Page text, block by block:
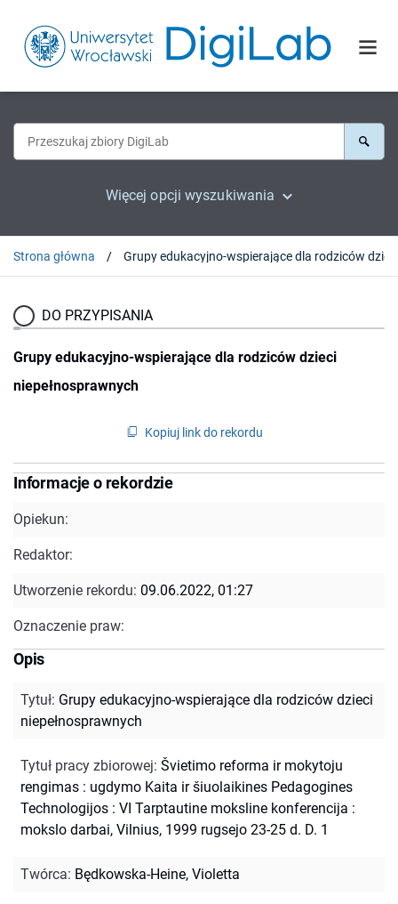
Więcej opcji wyszukiwania
Strona główna
DO PRZYPISANIA
Grupy edukacyjno-wspierające dla rodziców dzieci
niepełnosprawnych
Kopiuj link do rekordu
Informacje o rekordzie
Opiekun:
Redaktor:
Utworzenie rekordu: 09.06.2022, 01:27
Oznaczenie praw:
Opis
Tytuł: Grupy edukacyjno-wspierające dla rodziców dzieci
niepełnosprawnych
Tytuł pracy zbiorowej: Švietimo reforma ir mokytoju
rengimas : ugdymo Kaita ir šiuolaikines Pedagogines
Technologijos : VI Tarptautine moksline konferencija :
mokslo darbai, Vilnius, 1999 rugsejo 23-25 d. D. 1
Twórca: Będkowska-Heine, Violetta